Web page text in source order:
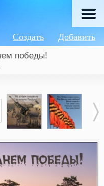
Добавить
Создать
победы!